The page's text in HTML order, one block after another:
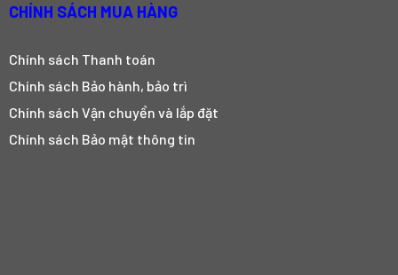
CHÍNH SÁCH MUA HÀNG
Chính sách Thanh toán
Chính sách Bảo hành, bảo trì
Chính sách Vận chuyển và lắp đặt
Chính sách Bảo mật thông tin